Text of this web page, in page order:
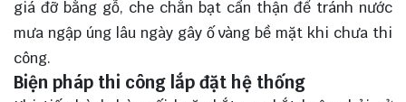
giá đỡ bằng gỗ, che chắn bạt cẩn thận để tránh nước
mưa ngập úng lâu ngày gây ố vàng bề mặt khi chưa thi
công.
Biện pháp thi công lắp đặt hệ thống